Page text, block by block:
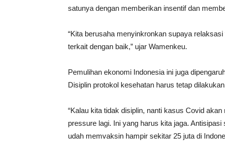
satunya dengan memberikan insentif dan
“Kita berusaha menyinkronkan supaya
terkait dengan baik,” ujar Wamenkeu.
Pemulihan ekonomi Indonesia ini juga
Disiplin protokol kesehatan harus tetap
“Kalau kita tidak disiplin, nanti kasus Covid
pressure lagi. Ini yang harus kita jaga.
udah memvaksin hampir sekitar 25 juta di